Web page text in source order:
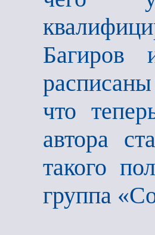
что
автора
такого
группа